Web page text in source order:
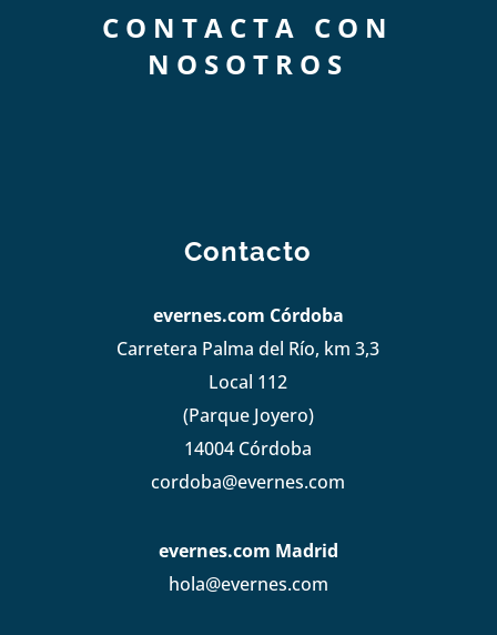
CONTACTA CON
NOSOTROS
Contacto
evernes.com Córdoba
Carretera Palma del Río, km 3,3
Local 112
(Parque Joyero)
14004 Córdoba
cordoba@evernes.com
evernes.com Madrid
hola@evernes.com